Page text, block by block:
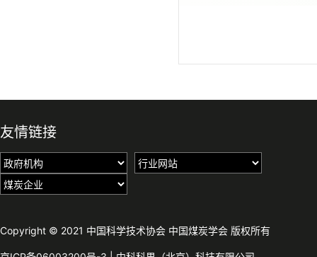
友情链接
Copyright © 2021 中国科学技术协会 中国煤炭学会 版权所有